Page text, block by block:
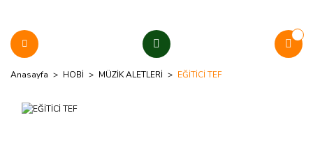
Anasayfa HOBİ MÜZİK ALETLERİ EĞİTİCİ TEF